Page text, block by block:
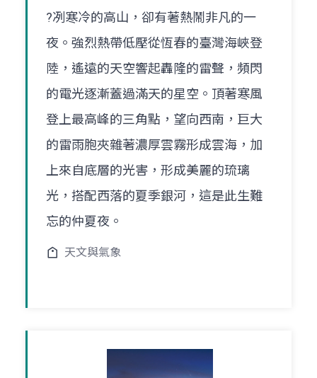
?冽寒冷的高山，卻有著熱鬧非凡的一
夜。強烈熱帶低壓從恆春的臺灣海峽登
陸，遙遠的天空響起轟隆的雷聲，頻閃
的電光逐漸蓋過滿天的星空。頂著寒風
登上最高峰的三角點，望向西南，巨大
的雷雨胞夾雜著濃厚雲霧形成雲海，加
上來自底層的光害，形成美麗的琉璃
光，搭配西落的夏季銀河，這是此生難
忘的仲夏夜。
天文與氣象